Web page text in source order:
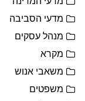
מדעי הסביבה
מנהל עסקים
מקרא
משאבי אנוש
משפטים